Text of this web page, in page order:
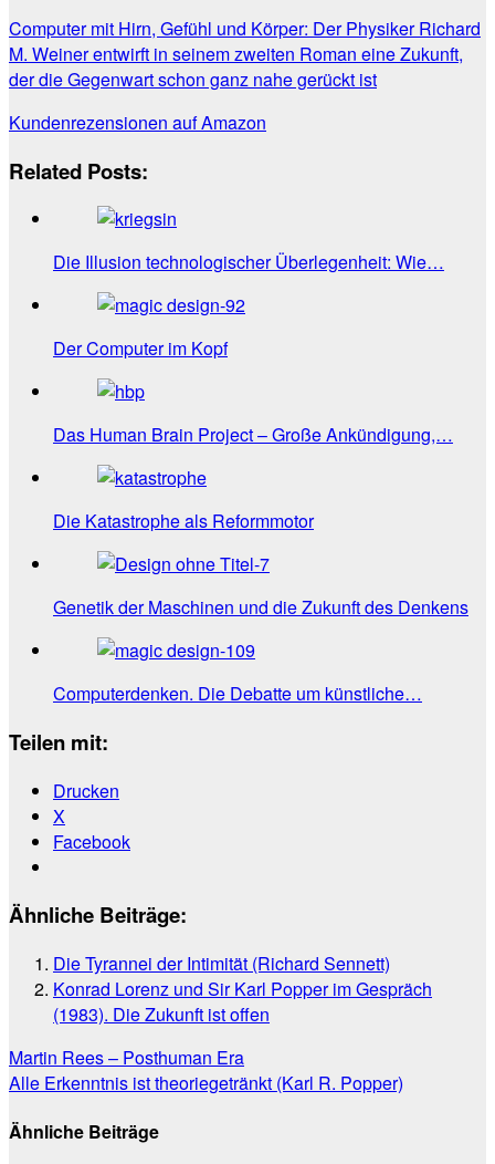
Computer mit Hirn, Gefühl und Körper: Der Physiker Richard
M. Weiner entwirft in seinem zweiten Roman eine Zukunft,
der die Gegenwart schon ganz nahe gerückt ist
Kundenrezensionen auf Amazon
Related Posts:
Die Illusion technologischer Überlegenheit: Wie…
Der Computer im Kopf
Das Human Brain Project – Große Ankündigung,…
Die Katastrophe als Reformmotor
Genetik der Maschinen und die Zukunft des Denkens
Computerdenken. Die Debatte um künstliche…
Teilen mit:
Drucken
X
Facebook
Ähnliche Beiträge:
Die Tyrannei der Intimität (Richard Sennett)
Konrad Lorenz und Sir Karl Popper im Gespräch
(1983). Die Zukunft ist offen
Beitragsnavigation
Martin Rees – Posthuman Era
Alle Erkenntnis ist theoriegetränkt (Karl R. Popper)
Ähnliche Beiträge